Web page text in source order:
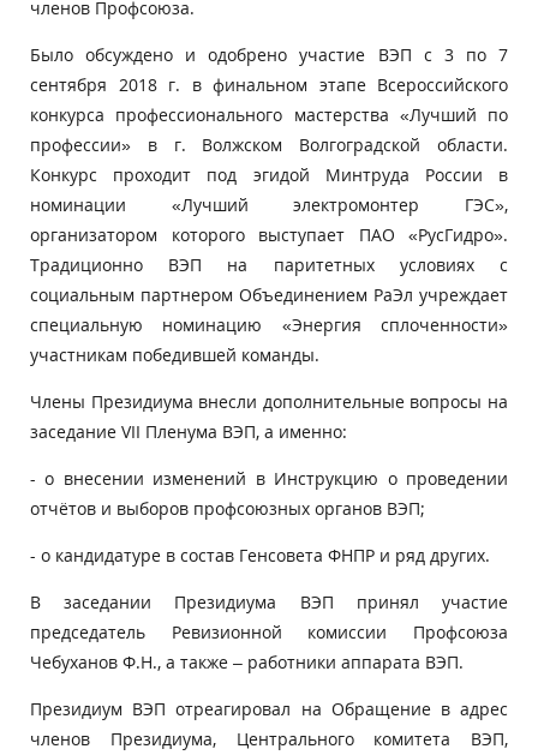
членов Профсоюза.
Было обсуждено и одобрено участие ВЭП с 3 по 7
сентября 2018 г. в финальном этапе Всероссийского
конкурса профессионального мастерства «Лучший по
профессии» в г. Волжском Волгоградской области.
Конкурс проходит под эгидой Минтруда России в
номинации «Лучший электромонтер ГЭС»,
организатором которого выступает ПАО «РусГидро».
Традиционно ВЭП на паритетных условиях с
социальным партнером Объединением РаЭл учреждает
специальную номинацию «Энергия сплоченности»
участникам победившей команды.
Члены Президиума внесли дополнительные вопросы на
заседание VII Пленума ВЭП, а именно:
- о внесении изменений в Инструкцию о проведении
отчётов и выборов профсоюзных органов ВЭП;
- о кандидатуре в состав Генсовета ФНПР и ряд других.
В заседании Президиума ВЭП принял участие
председатель Ревизионной комиссии Профсоюза
Чебуханов Ф.Н., а также – работники аппарата ВЭП.
Президиум ВЭП отреагировал на Обращение в адрес
членов Президиума, Центрального комитета ВЭП,